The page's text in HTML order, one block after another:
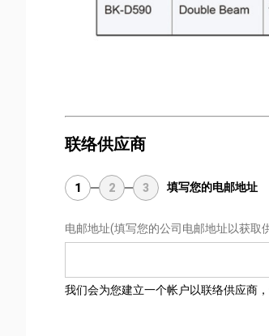
联络供应商
1 2 3 填写您的电邮地址
电邮地址(填写您的公司电邮地址以获取
我们会为您建立一个帐户以联络供应商